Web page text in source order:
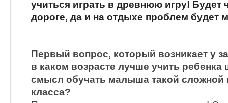
учиться играть в древнюю игру! Будет
дороге, да и на отдыхе проблем будет
Первый вопрос, который возникает у
в каком возрасте лучше учить
смысл обучать малыша такой сложной
класса?